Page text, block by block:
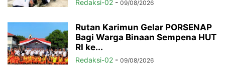
Redaksi-02 - 09/08/2026
Rutan Karimun Gelar PORSENAP
Bagi Warga Binaan Sempena HUT
RI ke...
Redaksi-02 - 09/08/2026